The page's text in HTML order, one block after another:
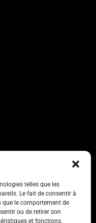
telles que les
Le fait de consentir à
que le comportement de
ou de retirer son
et fonctions.